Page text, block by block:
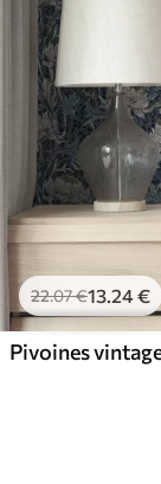
22.07€13.24€